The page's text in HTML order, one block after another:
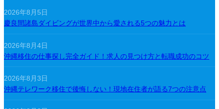
2026年8月5日
慶良間諸島ダイビングが世界中から愛される5つの魅力とは
2026年8月4日
沖縄移住の仕事探し完全ガイド！求人の見つけ方と転職成功のコツ
2026年8月3日
沖縄テレワーク移住で後悔しない！現地在住者が語る7つの注意点